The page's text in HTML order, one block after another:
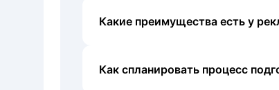
Какие преимущества есть у
Как спланировать процесс